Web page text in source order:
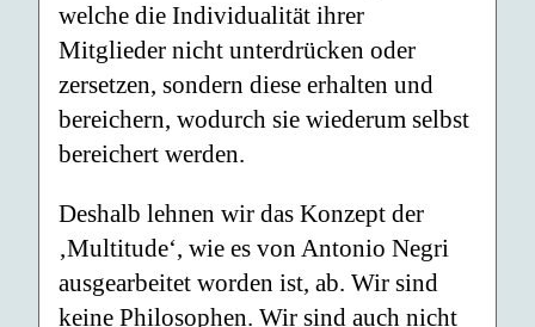
welche die Individualität ihrer
Mitglieder nicht unterdrücken oder
zersetzen, sondern diese erhalten und
bereichern, wodurch sie wiederum selbst
bereichert werden.
Deshalb lehnen wir das Konzept der
‚Multitude‘, wie es von Antonio Negri
ausgearbeitet worden ist, ab. Wir sind
keine Philosophen. Wir sind auch nicht